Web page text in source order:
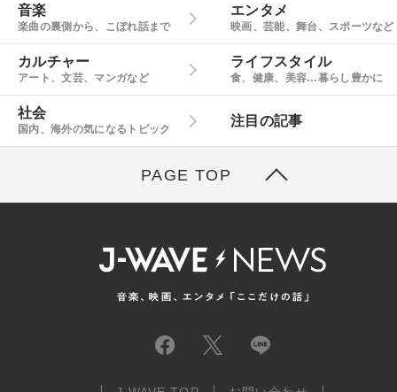
音楽
楽曲の裏側から、こぼれ話まで
エンタメ
映画、芸能、舞台、スポーツなど
カルチャー
アート、文芸、マンガなど
ライフスタイル
食、健康、美容…暮らし豊かに
社会
国内、海外の気になるトピック
注目の記事
PAGE TOP